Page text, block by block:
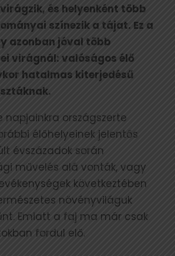
és helyenként több
színezik a tájat. Ez a
azonban jóval több
virágnál: valóságos élő
hatalmas kiterjedésű
napjainkra országszerte
élőhelyeinek jelentős
évszázadok során
művelés alá vonták, vagy
következtében
növényviláguk
Emiatt a faj ma már csak
fordul elő.